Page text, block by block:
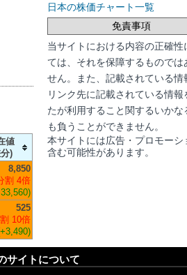
値
)
8,850
割 4倍
525
10倍
日本の株価チャート一覧
免責事項
当サイトにおける内容の正確性
ては、それを保障するものでは
せん。また、記載されている情
リンク先に記載されている情報
たが利用すること関するいかな
も負うことができません。
本サイトには広告・プロモーシ
含む可能性があります。
サイトについて